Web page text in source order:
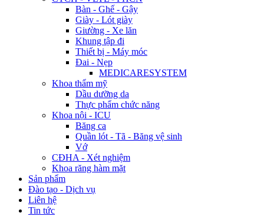
Bàn - Ghế - Gậy
Giày - Lót giày
Giường - Xe lăn
Khung tập đi
Thiết bị - Máy móc
Đai - Nẹp
MEDICARESYSTEM
Khoa thẩm mỹ
Dầu dưỡng da
Thực phẩm chức năng
Khoa nội - ICU
Băng ca
Quần lót - Tã - Băng vệ sinh
Vớ
CĐHA - Xét nghiệm
Khoa răng hàm mặt
Sản phẩm
Đào tạo - Dịch vụ
Liên hệ
Tin tức